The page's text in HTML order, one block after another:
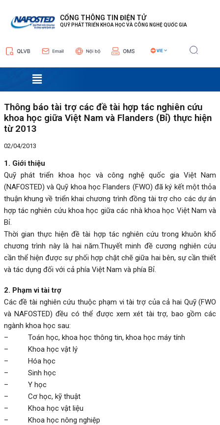
CỔNG THÔNG TIN ĐIỆN TỬ
QUỸ PHÁT TRIỂN KHOA HỌC VÀ CÔNG NGHỆ QUỐC GIA
Menu
Thông báo tài trợ các đề tài hợp tác nghiên cứu
khoa học giữa Việt Nam và Flanders (Bỉ) thực hiện
từ 2013
02/04/2013
1. Giới thiệu
Quỹ phát triển khoa học và công nghệ quốc gia Việt Nam
(NAFOSTED) và Quỹ khoa học Flanders (FWO) đã ký kết một thỏa
thuận khung về triển khai chương trình đồng tài trợ cho các dự án
hợp tác nghiên cứu khoa học giữa các nhà khoa học Việt Nam và
Bỉ.
Thời gian thực hiện đề tài hợp tác nghiên cứu trong khuôn khổ
chương trình này là hai năm.Thuyết minh đề cương nghiên cứu
cần thể hiện được sự phối hợp chặt chẽ giữa hai bên, sự cần thiết
và tác dụng đối với cả phía Việt Nam và phía Bỉ.
2. Phạm vi tài trợ
Các đề tài nghiên cứu thuộc phạm vi tài trợ của cả hai Quỹ (FWO
và NAFOSTED) đều có thể được xem xét tài trợ, bao gồm các
ngành khoa học sau:
– Toán học, khoa học thông tin, khoa học máy tính
– Khoa học vật lý
– Hóa học
– Sinh học
– Y học
– Cơ học, kỹ thuật
– Khoa học vật liệu
– Khoa học nông nghiệp
hướng
bài